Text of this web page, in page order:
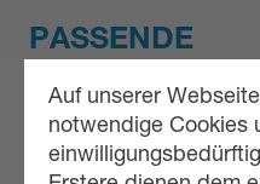
Auf unserer
notwendige Cookies
PASSENDE